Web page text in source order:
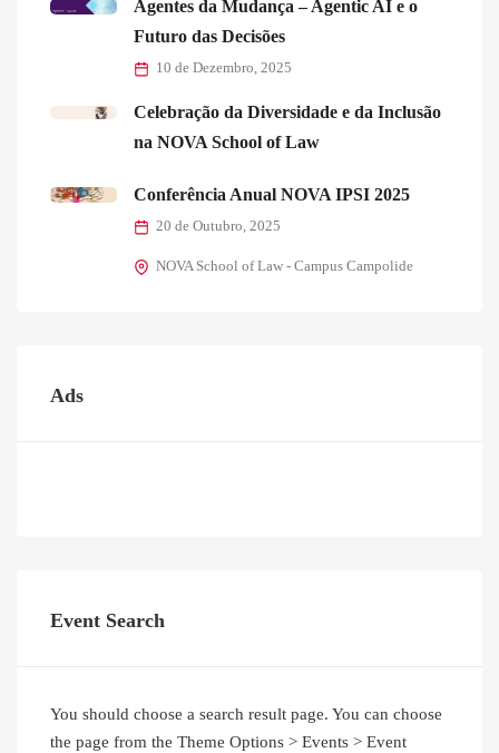
Agentes da Mudança – Agentic AI e o
Futuro das Decisões
10 de Dezembro, 2025
Celebração da Diversidade e da Inclusão
na NOVA School of Law
Conferência Anual NOVA IPSI 2025
20 de Outubro, 2025
NOVA School of Law - Campus Campolide
Ads
Event Search
You should choose a search result page. You can choose
the page from the Theme Options > Events > Event